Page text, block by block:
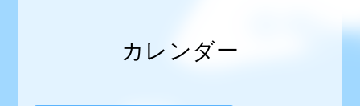
カレンダー